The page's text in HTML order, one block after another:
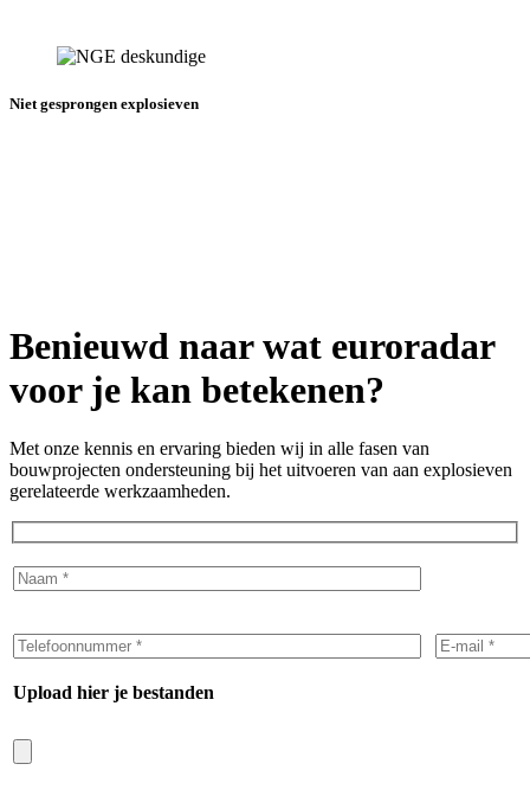
Niet gesprongen explosieven
Benieuwd naar wat euroradar
voor je kan betekenen?
Met onze kennis en ervaring bieden wij in alle fasen van
bouwprojecten ondersteuning bij het uitvoeren van aan explosieven
gerelateerde werkzaamheden.
Upload hier je bestanden